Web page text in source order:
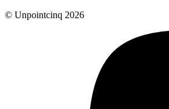
© Unpointcinq 2026